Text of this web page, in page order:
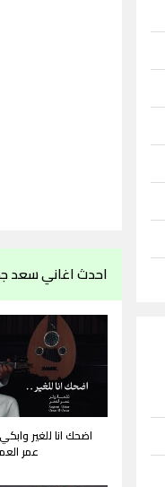
احدث اغاني سعد
اضحك انا للغير
عمر